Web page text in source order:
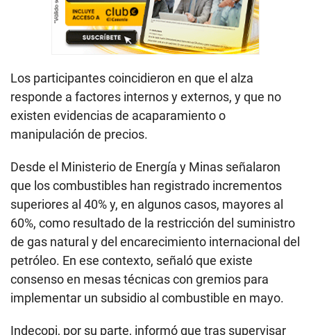
Los participantes coincidieron en que el alza
responde a factores internos y externos, y que no
existen evidencias de acaparamiento o
manipulación de precios.
Desde el Ministerio de Energía y Minas señalaron
que los combustibles han registrado incrementos
superiores al 40% y, en algunos casos, mayores al
60%, como resultado de la restricción del suministro
de gas natural y del encarecimiento internacional del
petróleo. En ese contexto, señaló que existe
consenso en mesas técnicas con gremios para
implementar un subsidio al combustible en mayo.
Indecopi, por su parte, informó que tras supervisar